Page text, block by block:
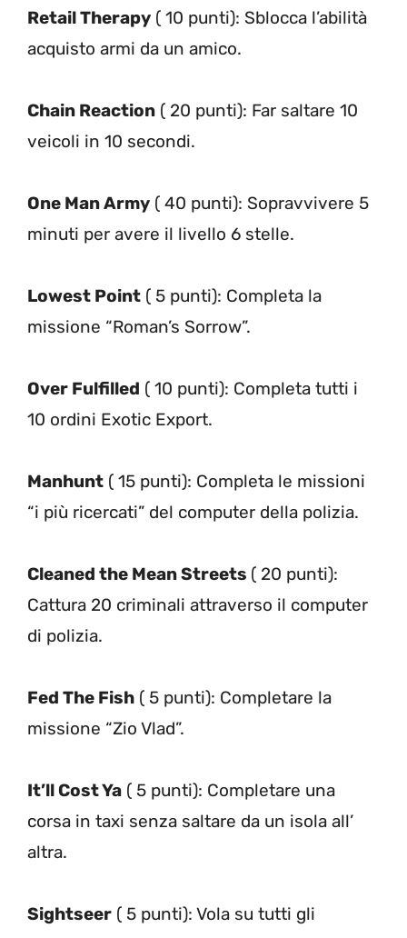
Retail Therapy ( 10 punti): Sblocca l’abilità
acquisto armi da un amico.
Chain Reaction ( 20 punti): Far saltare 10
veicoli in 10 secondi.
One Man Army ( 40 punti): Sopravvivere 5
minuti per avere il livello 6 stelle.
Lowest Point ( 5 punti): Completa la
missione “Roman’s Sorrow”.
Over Fulfilled ( 10 punti): Completa tutti i
10 ordini Exotic Export.
Manhunt ( 15 punti): Completa le missioni
“i più ricercati” del computer della polizia.
Cleaned the Mean Streets ( 20 punti):
Cattura 20 criminali attraverso il computer
di polizia.
Fed The Fish ( 5 punti): Completare la
missione “Zio Vlad”.
It’ll Cost Ya ( 5 punti): Completare una
corsa in taxi senza saltare da un isola all’
altra.
Sightseer ( 5 punti): Vola su tutti gli